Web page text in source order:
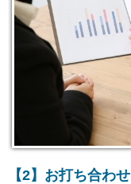
【2】お打ち合わせ